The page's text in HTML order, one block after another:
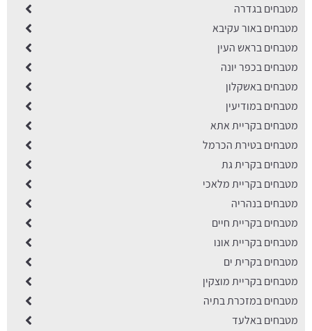
מטבחים בגדרה
מטבחים באור עקיבא
מטבחים בראש העין
מטבחים בכפר יונה
מטבחים באשקלון
מטבחים במודיעין
מטבחים בקריית אתא
מטבחים בטירת הכרמל
מטבחים בקרית גת
מטבחים בקריית מלאכי
מטבחים בנהריה
מטבחים בקריית חיים
מטבחים בקריית אונו
מטבחים בקרית ים
מטבחים בקריית מוצקין
מטבחים במזכרת בתיה
מטבחים באלעד